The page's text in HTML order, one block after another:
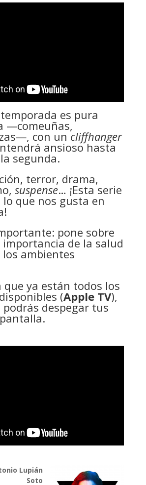
es pura
—comeuñas,
con un cliffhanger
ansioso hasta
segunda.
terror, drama,
suspense… ¡Esta serie
que nos gusta en
pone sobre
importancia de la salud
ambientes
que ya están todos los
(Apple TV),
despegar tus
Lupián
Soto